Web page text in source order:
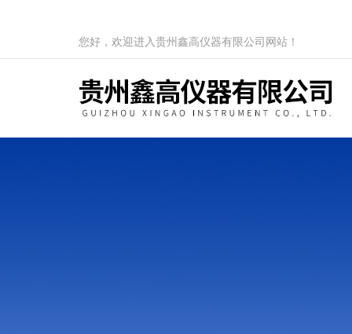
您好，欢迎进入贵州鑫高仪器有限公司网站！